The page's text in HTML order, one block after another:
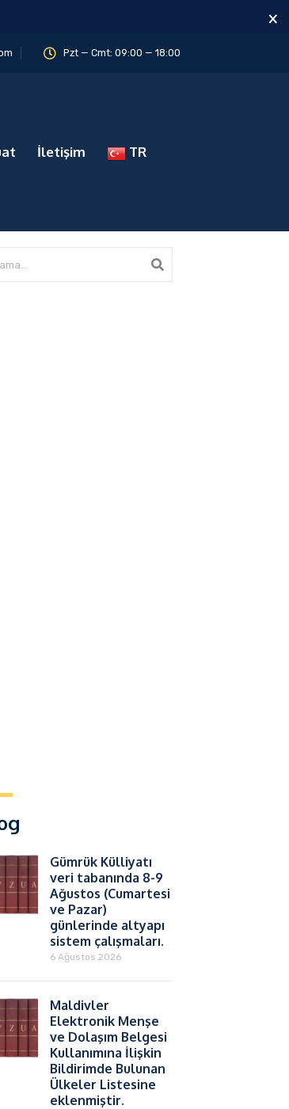
×
Pzt — Cmt: 09:00 — 18:00
İletişim TR
Gümrük Külliyatı
veri tabanında 8-9
Ağustos (Cumartesi
ve Pazar)
günlerinde altyapı
sistem çalışmaları.
6 Ağustos 2026
Maldivler
Elektronik Menşe
ve Dolaşım Belgesi
Kullanımına İlişkin
Bildirimde Bulunan
Ülkeler Listesine
eklenmiştir.